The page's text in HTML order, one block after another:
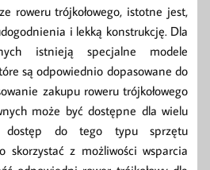
roweru trójkołowego, istotne jest,
i lekką konstrukcję. Dla
istnieją specjalne modele
są odpowiednio dopasowane do
zakupu roweru trójkołowego
może być dostępne dla wielu
dostęp do tego typu sprzętu
skorzystać z możliwości wsparcia